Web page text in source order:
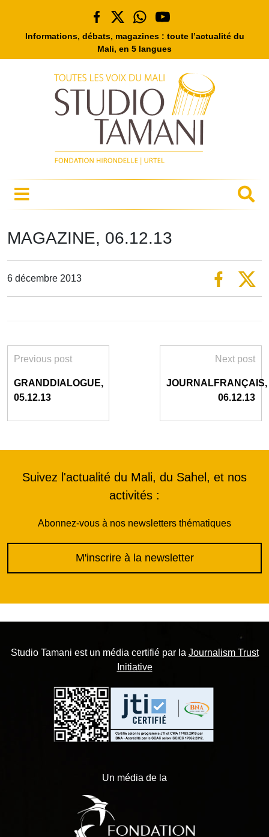
Informations, débats, magazines : toute l’actualité du
Mali, en 5 langues
MAGAZINE, 06.12.13
6 décembre 2013
Previous post
GRANDDIALOGUE,
05.12.13
Next post
JOURNALFRANÇAIS,
06.12.13
Suivez l'actualité du Mali, du Sahel, et nos
activités :
Abonnez-vous à nos newsletters thématiques
M'inscrire à la newsletter
Studio Tamani est un média certifié par la Journalism Trust
Initiative
Un média de la